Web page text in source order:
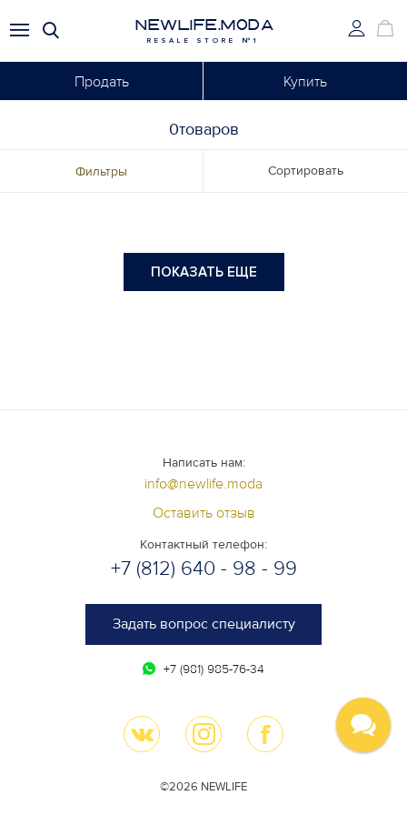
NEWLIFE.MODA
RESALE STORE №1
Продать Купить
0товаров
Фильтры Сортировать
ПОКАЗАТЬ ЕЩЕ
Написать нам:
info@newlife.moda
Оставить отзыв
Контактный телефон:
+7 (812) 640 - 98 - 99
Задать вопрос специалисту
+7 (981) 985-76-34
©2026 NEWLIFE